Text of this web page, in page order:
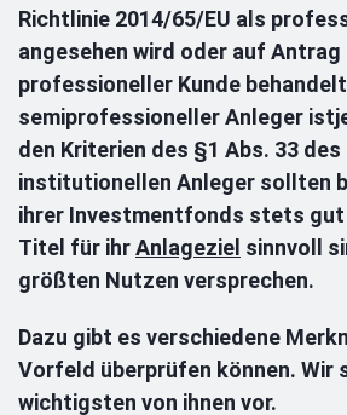
Richtlinie 2014/65/EU als
angesehen wird oder auf Antrag
professioneller Kunde
semiprofessioneller Anleger ist
den Kriterien des §1 Abs. 33 des
institutionellen Anleger sollten
ihrer Investmentfonds stets gut
Titel für ihrAnlageziel sinnvoll
größten Nutzen versprechen.
Dazu gibt es verschiedene
Vorfeld überprüfen können. Wir
wichtigsten von ihnen vor.